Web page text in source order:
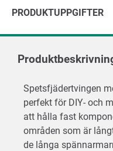
PRODUKTUPPGIFTER
Spetsfjädertvingen
perfekt för DIY- och
att hålla fast
områden som är
de långa